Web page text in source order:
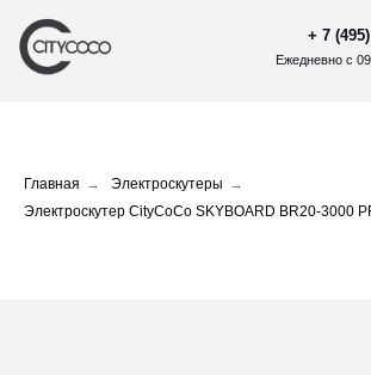
Ежедневно с 09:00 до 21:00
Главная → Электроскутеры →
Электроскутер CityCoCo SKYBOARD BR20-3000